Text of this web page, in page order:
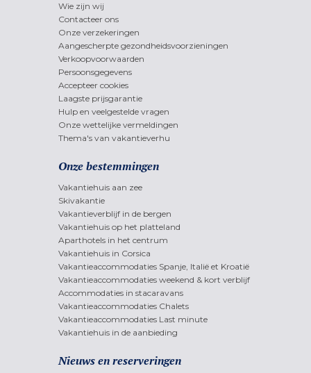
Wie zijn wij
Contacteer ons
Onze verzekeringen
Aangescherpte gezondheidsvoorzieningen
Verkoopvoorwaarden
Persoonsgegevens
Accepteer cookies
Laagste prijsgarantie
Hulp en veelgestelde vragen
Onze wettelijke vermeldingen
Thema's van vakantieverhu
Onze bestemmingen
Vakantiehuis aan zee
Skivakantie
Vakantieverblijf in de bergen
Vakantiehuis op het platteland
Aparthotels in het centrum
Vakantiehuis in Corsica
Vakantieaccommodaties Spanje, Italië et Kroatië
Vakantieaccommodaties weekend & kort verblijf
Accommodaties in stacaravans
Vakantieaccommodaties Chalets
Vakantieaccommodaties Last minute
Vakantiehuis in de aanbieding
Nieuws en reserveringen